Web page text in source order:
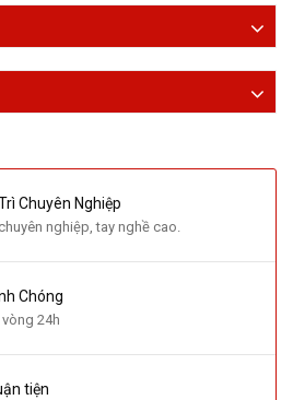
Chuyên Nghiệp
nghiệp, tay nghề cao.
Chóng
24h
tiện